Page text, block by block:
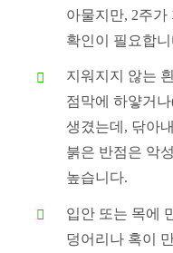
아물지만, 2주가
확인이 필요합니
지워지지 않는
점막에 하얗거
생겼는데, 닦아
붉은 반점은 악
높습니다.
입안 또는 목에
덩어리나 혹이